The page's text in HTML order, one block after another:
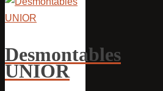
Desmontables
UNIOR